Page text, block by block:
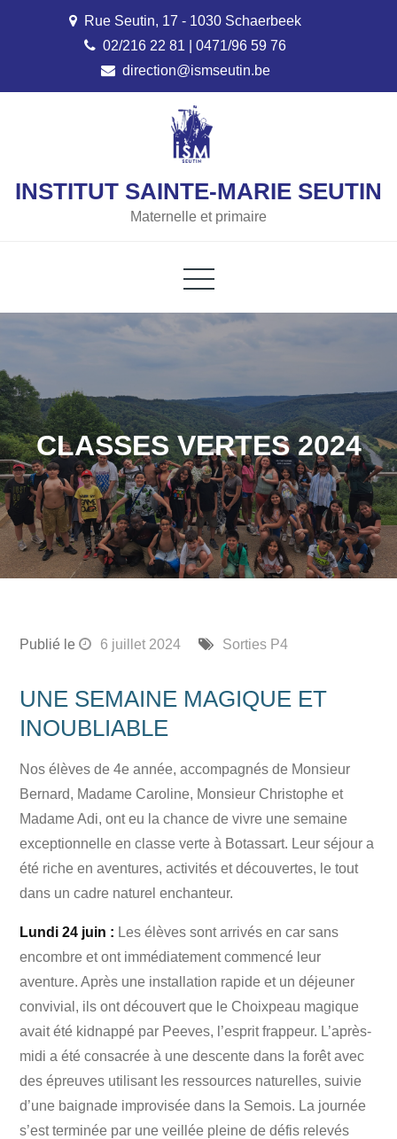
Rue Seutin, 17 - 1030 Schaerbeek
02/216 22 81 | 0471/96 59 76
direction@ismseutin.be
INSTITUT SAINTE-MARIE SEUTIN
Maternelle et primaire
CLASSES VERTES 2024
Publié le 6 juillet 2024 Sorties P4
UNE SEMAINE MAGIQUE ET
INOUBLIABLE
Nos élèves de 4e année, accompagnés de Monsieur
Bernard, Madame Caroline, Monsieur Christophe et
Madame Adi, ont eu la chance de vivre une semaine
exceptionnelle en classe verte à Botassart. Leur séjour a
été riche en aventures, activités et découvertes, le tout
dans un cadre naturel enchanteur.
Lundi 24 juin : Les élèves sont arrivés en car sans
encombre et ont immédiatement commencé leur
aventure. Après une installation rapide et un déjeuner
convivial, ils ont découvert que le Choixpeau magique
avait été kidnappé par Peeves, l’esprit frappeur. L’après-
midi a été consacrée à une descente dans la forêt avec
des épreuves utilisant les ressources naturelles, suivie
d’une baignade improvisée dans la Semois. La journée
s’est terminée par une veillée pleine de défis relevés